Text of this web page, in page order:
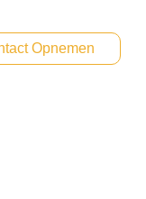
Opnemen